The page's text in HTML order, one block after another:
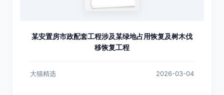
某安置房市政配套工程涉及某绿地占用恢复及树木伐
移恢复工程
大猫精选 2026-03-04